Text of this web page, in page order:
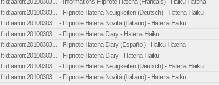
f:id:aaron:20100303... - Informations Flipnote Hatena (Français) - Haiku Hatena
f:id:aaron:20100303... - Flipnote Hatena Neuigkeiten (Deutsch) - Hatena Haiku
f:id:aaron:20100303... - Flipnote Hatena Novità (Italiano) - Hatena Haiku
f:id:aaron:20100303... - Flipnote Hatena Diary - Hatena Haiku
f:id:aaron:20100303... - Flipnote Hatena Diary (Español) - Haiku Hatena
f:id:aaron:20100303... - Flipnote Hatena Diary - Hatena Haiku
f:id:aaron:20100303... - Flipnote Hatena Neuigkeiten (Deutsch) - Hatena Haiku
f:id:aaron:20100303... - Flipnote Hatena Novità (Italiano) - Hatena Haiku